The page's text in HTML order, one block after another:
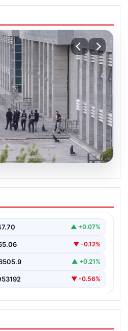
Gelişen
Test
Etimesgut
▲ +0.07%
▼ -0.12%
▲ +0.21%
▼ -0.56%